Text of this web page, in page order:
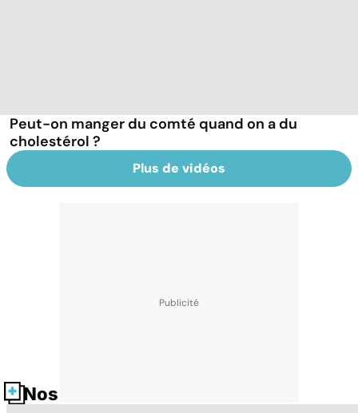
Peut-on manger du comté quand on a du
cholestérol ?
Plus de vidéos
Nos fiches santé